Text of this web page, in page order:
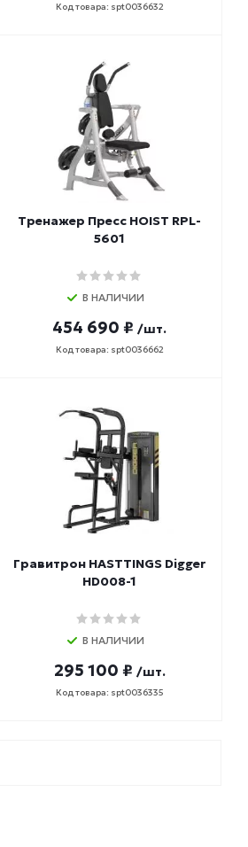
Код товара: spt0036632
Тренажер Пресс HOIST RPL-
5601
В НАЛИЧИИ
454 690 ₽ /шт.
Код товара: spt0036662
Гравитрон HASTTINGS Digger
HD008-1
В НАЛИЧИИ
295 100 ₽ /шт.
Код товара: spt0036335